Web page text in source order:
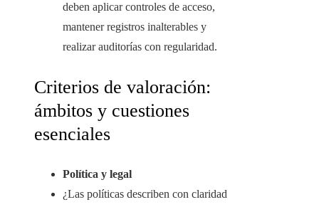
deben aplicar controles de acceso,
mantener registros inalterables y
realizar auditorías con regularidad.
Criterios de valoración:
ámbitos y cuestiones
esenciales
Política y legal
¿Las políticas describen con claridad